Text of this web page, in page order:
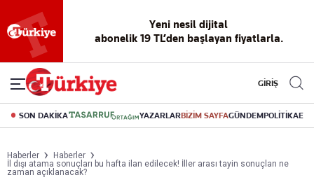
Yeni nesil dijital
abonelik 19 TL’den başlayan fiyatlarla.
GİRİŞ
SON DAKİKA YAZARLARBİZİM SAYFAGÜNDEMPOLİTİKA
Haberler
Haberler
İl dışı atama sonuçları bu hafta ilan edilecek! İller arası tayin sonuçları ne
zaman açıklanacak?